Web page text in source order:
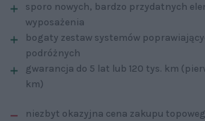
sporo nowych, bardzo przydatnych
wyposażenia
bogaty zestaw systemów
podróżnych
gwarancja do 5 lat lub 120 tys. km
km)
niezbyt okazyjna cena zakupu